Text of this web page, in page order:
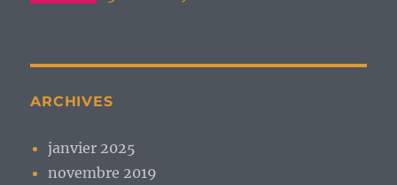
ARCHIVES
janvier 2025
novembre 2019